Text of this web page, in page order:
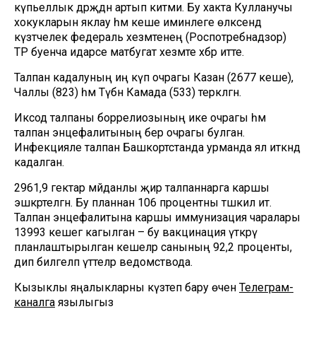
күпьеллык дәрәҗәдән артып китми. Бу хакта Кулланучы
хокукларын яклау һәм кеше иминлеге өлкәсендә
күзәтчелек федераль хезмәтенең (Роспотребнадзор)
ТР буенча идарәсе матбугат хезмәте хәбәр итте.
Талпан кадалуның иң күп очрагы Казан (2677 кеше),
Чаллы (823) һәм Түбән Камада (533) теркәлгән.
Иксод талпаны боррелиозының ике очрагы һәм
талпан энцефалитының бер очрагы булган.
Инфекцияле талпан Башкортстанда урманда ял иткәндә
кадалган.
2961,9 гектар мәйданлы җир талпаннарга каршы
эшкәртелгән. Бу планнан 106 процентны тәшкил итә.
Талпан энцефалитына каршы иммунизация чаралары
13993 кешегә кагылган – бу вакцинация үткәрү
планлаштырылган кешеләр санының 92,2 проценты,
дип билгеләп үттеләр ведомствода.
Кызыклы яңалыкларны күзәтеп бару өчен Телеграм-
каналга язылыгыз